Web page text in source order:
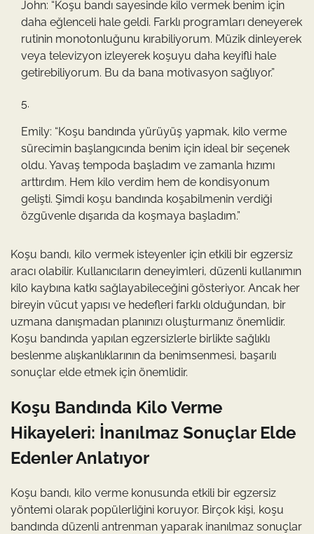
John: “Koşu bandı sayesinde kilo vermek benim için
daha eğlenceli hale geldi. Farklı programları deneyerek
rutinin monotonluğunu kırabiliyorum. Müzik dinleyerek
veya televizyon izleyerek koşuyu daha keyifli hale
getirebiliyorum. Bu da bana motivasyon sağlıyor.”
Emily: “Koşu bandında yürüyüş yapmak, kilo verme
sürecimin başlangıcında benim için ideal bir seçenek
oldu. Yavaş tempoda başladım ve zamanla hızımı
arttırdım. Hem kilo verdim hem de kondisyonum
gelişti. Şimdi koşu bandında koşabilmenin verdiği
özgüvenle dışarıda da koşmaya başladım.”
Koşu bandı, kilo vermek isteyenler için etkili bir egzersiz
aracı olabilir. Kullanıcıların deneyimleri, düzenli kullanımın
kilo kaybına katkı sağlayabileceğini gösteriyor. Ancak her
bireyin vücut yapısı ve hedefleri farklı olduğundan, bir
uzmana danışmadan planınızı oluşturmanız önemlidir.
Koşu bandında yapılan egzersizlerle birlikte sağlıklı
beslenme alışkanlıklarının da benimsenmesi, başarılı
sonuçlar elde etmek için önemlidir.
Koşu Bandında Kilo Verme
Hikayeleri: İnanılmaz Sonuçlar Elde
Edenler Anlatıyor
Koşu bandı, kilo verme konusunda etkili bir egzersiz
yöntemi olarak popülerliğini koruyor. Birçok kişi, koşu
bandında düzenli antrenman yaparak inanılmaz sonuçlar